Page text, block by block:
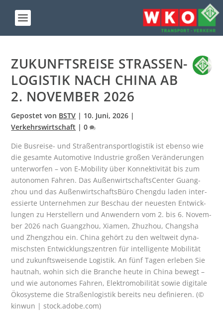
ZUKUNFTS­REI­SE STRA­SSEN­L
O­GIS­TIK NACH CHI­NA AB 2
. NOVEM­BER 2026
Gepostet von BSTV | 10. Juni, 2026 |
Verkehrswirtschaft |0
Die Bus­rei­se- und Stra­ßen­trans­port­lo­gis­tik ist eben­so wie
die gesam­te Auto­mo­ti­ve Indus­trie gro­ßen Ver­än­de­run­gen
unter­wor­fen – von E‑Mobility über Kon­nek­ti­vi­tät bis zum
auto­no­men Fah­ren. Das Außen­wirt­schafts­Cen­ter Guang­
zhou und das Außen­wirt­schafts­Bü­ro Cheng­du laden inter­
es­sier­te Unter­neh­men zur Beschau der neu­es­ten Ent­wick­
lun­gen zu Her­stel­lern und Anwen­dern vom 2. bis 6. Novem­
ber 2026 nach Guang­zhou, Xia­men, Zhuz­hou, Chang­sha
und Zheng­zhou ein. Chi­na gehört zu den welt­weit dyna­
mischs­ten Ent­wick­lungs­zen­tren für intel­li­gen­te Mobi­li­tät
und zukunfts­wei­sen­de Logis­tik. An fünf Tagen erle­ben Sie
haut­nah, wohin sich die Bran­che heu­te in Chi­na bewegt –
und wie auto­no­mes Fah­ren, Elek­tro­mo­bi­li­tät sowie digi­ta­le
Öko­sys­te­me die Stra­ßen­lo­gis­tik bereits neu defi­nie­ren. (©
kin­wun | stock.adobe.com)